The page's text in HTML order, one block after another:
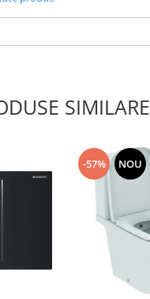
SIMILARE
-57% NOU